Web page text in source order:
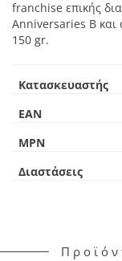
franchise επικής
Anniversaries B και
150 gr.
Κατασκευαστής
EAN
MPN
Διαστάσεις